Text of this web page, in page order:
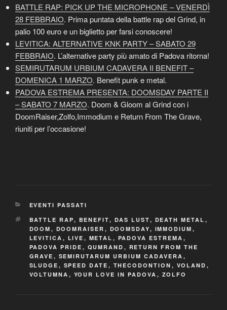
BATTLE RAP: PICK UP THE MICROPHONE – VENERDÌ
28 FEBBRAIO. Prima puntata della battle rap del Grind, in
palio 100 euro e un biglietto per farsi conoscere!
LEVITICA: ALTERNATIVE KNK PARTY – SABATO 29
FEBBRAIO. L’alternative party più amato di Padova ritorna!
SEMIRUTARUM URBIUM CADAVERA II BENEFIT –
DOMENICA 1 MARZO. Benefit punk e metal.
PADOVA ESTREMA PRESENTA: DOOMSDAY PARTE II
– SABATO 7 MARZO. Doom & Gloom al Grind con i
DoomRaiser,Zolfo,Immodium e Return From The Grave,
riuniti per l’occasione!
CATEGORIES
EVENTI PASSATI
TAGS
BATTLE RAP, BENEFIT, DAS LUST, DEATH METAL ,
DOOM , DOOMRAISER , DOOMSDAY, IMMODIUM ,
LEVITICA , LIVE , METAL , PADOVA ESTREMA ,
PADOVA PRIDE , QUMRAND , RETURN FROM THE
GRAVE , SEMIRUTARUM URBIUM CADAVERA ,
SLUDGE , SPEED DATE , THECODONTION , VOLAND ,
VOLTUMNA , YOUR LOVE IN PADOVA , ZOLFO